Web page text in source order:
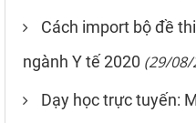
Cách import bộ đề
ngành Y tế 2020 (29/08/
Dạy học trực tuyến: